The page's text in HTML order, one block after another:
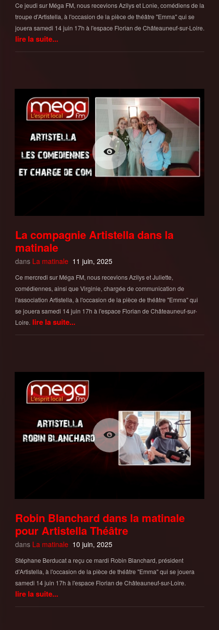
Ce jeudi sur Méga FM, nous recevions Azilys et Lonie, comédiens de la
troupe d'Artistella, à l'occasion de la pièce de théâtre "Emma" qui se
jouera samedi 14 juin 17h à l'espace Florian de Châteauneuf-sur-Loire.
lire la suite...
La compagnie Artistella dans la
matinale
dans La matinale 11 juin, 2025
Ce mercredi sur Méga FM, nous recevions Azilys et Juliette,
comédiennes, ainsi que Virginie, chargée de communication de
l'association Artistella, à l'occasion de la pièce de théâtre "Emma" qui
se jouera samedi 14 juin 17h à l'espace Florian de Châteauneuf-sur-
Loire. lire la suite...
Robin Blanchard dans la matinale
pour Artistella Théâtre
dans La matinale 10 juin, 2025
Stéphane Berducat a reçu ce mardi Robin Blanchard, président
d'Artistella, à l'occasion de la pièce de théâtre "Emma" qui se jouera
samedi 14 juin 17h à l'espace Florian de Châteauneuf-sur-Loire.
lire la suite...